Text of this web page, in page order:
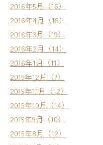
2016年5月（16）
2016年4月（18）
2016年3月（19）
2016年2月（14）
2016年1月（11）
2015年12月（7）
2015年11月（12）
2015年10月（14）
2015年9月（10）
2015年8月（12）